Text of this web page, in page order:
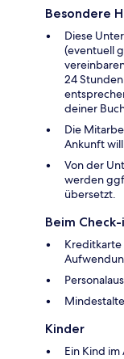
Besondere
Diese
(eventuell
24
deiner
Die
Ankunft
Von der
werden
übersetzt.
Beim
Kinder
Ein Kind im